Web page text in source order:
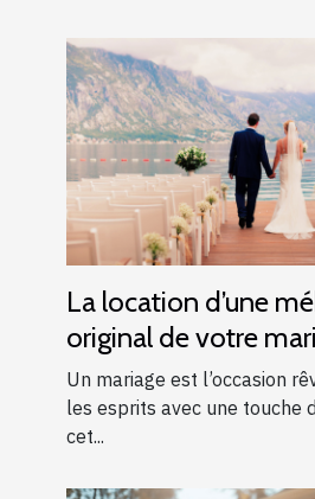
La location d’une
original de votre
!Un mariage est l’occasion
les esprits avec une touche
cet...